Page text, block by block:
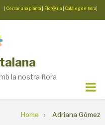
Cercar una planta Flor@ula Catàleg de flora
la nostra flora
Home Adriana Gómez